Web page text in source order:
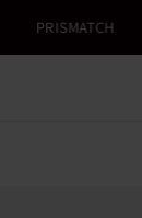
PRISMATCH